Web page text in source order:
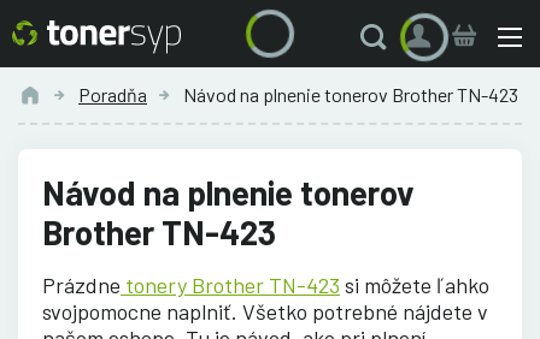
Poradňa Návod na plnenie tonerov Brother TN-423
Návod na plnenie tonerov
Brother TN-423
Prázdne tonery Brother TN-423 si môžete ľahko
svojpomocne naplniť. Všetko potrebné nájdete v